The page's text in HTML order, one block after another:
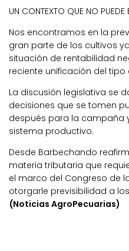
UN CONTEXTO QUE NO PUEDE
Nos encontramos en la
gran parte de los cultivos
situación de rentabilidad
reciente unificación del
La discusión legislativa se
decisiones que se tomen
después para la campaña
sistema productivo.
Desde Barbechando
materia tributaria que
el marco del Congreso de
otorgarle previsibilidad a
(Noticias AgroPecuarias)